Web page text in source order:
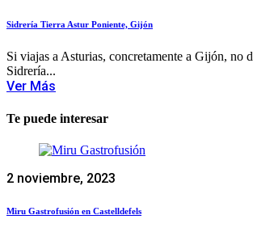
Sidrería Tierra Astur Poniente, Gijón
Si viajas a Asturias, concretamente a Gijón, no
Sidrería...
Ver Más
Te puede interesar
2 noviembre, 2023
Miru Gastrofusión en Castelldefels